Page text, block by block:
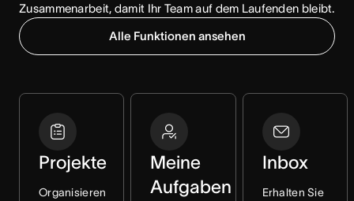
Zusammenarbeit, damit Ihr Team auf dem Laufenden bleibt.
Alle Funktionen ansehen
Projekte
Organisieren
Meine
Aufgaben
Inbox
Erhalten Sie